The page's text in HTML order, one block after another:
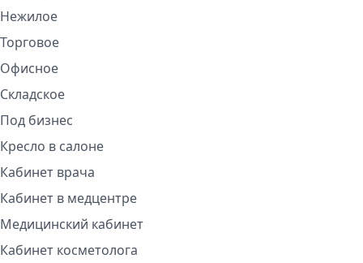
Нежилое
Торговое
Офисное
Складское
Под бизнес
Кресло в салоне
Кабинет врача
Кабинет в медцентре
Медицинский кабинет
Кабинет косметолога